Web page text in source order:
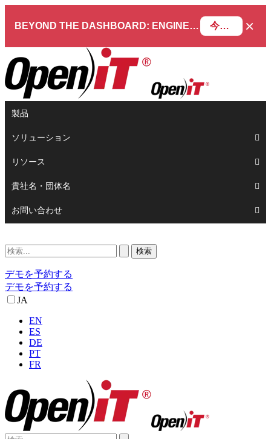
BEYOND THE DASHBOARD: ENGINEERING SOFTWARE IN SERVICENOW WEBINAR 今すぐ登録 ×
製品
ソリューション
リソース
貴社名・団体名
お問い合わせ
デモを予約する
デモを予約する
JA
EN
ES
DE
PT
FR